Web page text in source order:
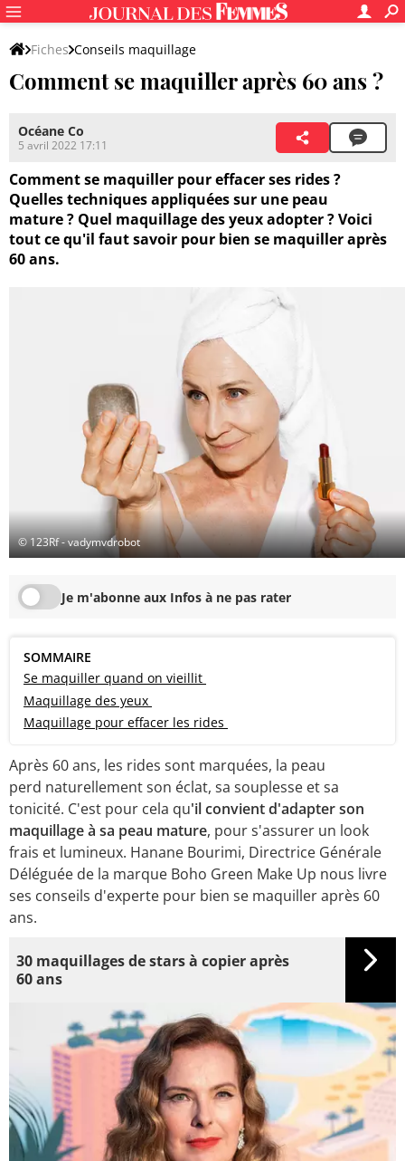
Fiches Conseils maquillage
Autres conseils et astuces maquillage
Comment se maquiller après 60 ans ?
Océane Co
5 avril 2022 17:11
Comment se maquiller pour effacer ses rides ?
Quelles techniques appliquées sur une peau
mature ? Quel maquillage des yeux adopter ? Voici
tout ce qu'il faut savoir pour bien se maquiller après
60 ans.
© 123Rf - vadymvdrobot
Je m'abonne aux Infos à ne pas rater
SOMMAIRE
Se maquiller quand on vieillit
Maquillage des yeux
Maquillage pour effacer les rides
Après 60 ans, les rides sont marquées, la peau
perd naturellement son éclat, sa souplesse et sa
tonicité. C'est pour cela qu'il convient d'adapter son
maquillage à sa peau mature, pour s'assurer un look
frais et lumineux. Hanane Bourimi, Directrice Générale
Déléguée de la marque Boho Green Make Up nous livre
ses conseils d'experte pour bien se maquiller après 60
ans.
30 maquillages de stars à copier après
60 ans